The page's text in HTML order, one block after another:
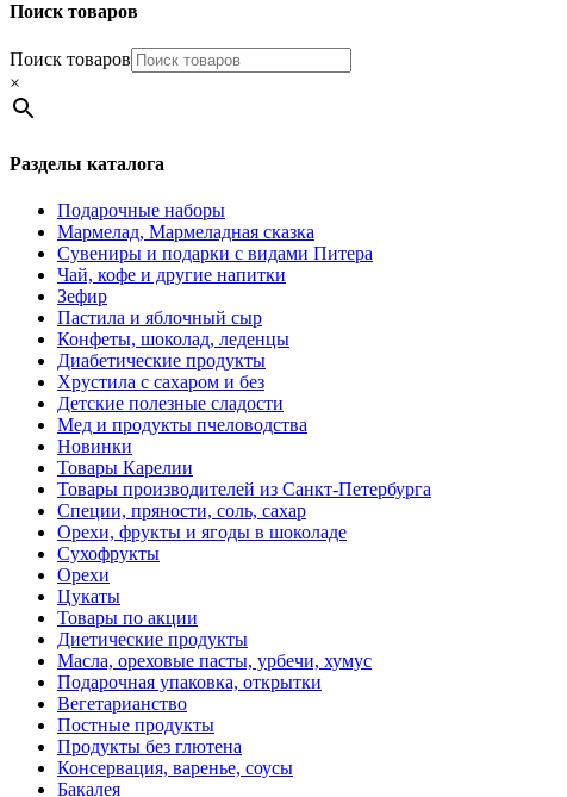
Поиск товаров
Поиск товаров
×
Разделы каталога
Подарочные наборы
Мармелад, Мармеладная сказка
Сувениры и подарки с видами Питера
Чай, кофе и другие напитки
Зефир
Пастила и яблочный сыр
Конфеты, шоколад, леденцы
Диабетические продукты
Хрустила с сахаром и без
Детские полезные сладости
Мед и продукты пчеловодства
Новинки
Товары Карелии
Товары производителей из Санкт-Петербурга
Специи, пряности, соль, сахар
Орехи, фрукты и ягоды в шоколаде
Сухофрукты
Орехи
Цукаты
Товары по акции
Диетические продукты
Масла, ореховые пасты, урбечи, хумус
Подарочная упаковка, открытки
Вегетарианство
Постные продукты
Продукты без глютена
Консервация, варенье, соусы
Бакалея